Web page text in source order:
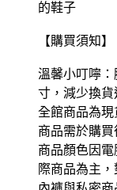
的鞋子
【購買須知】
溫馨小叮嚀
寸，減少換
全館商品為現
商品需於購買
商品顏色因
際商品為主